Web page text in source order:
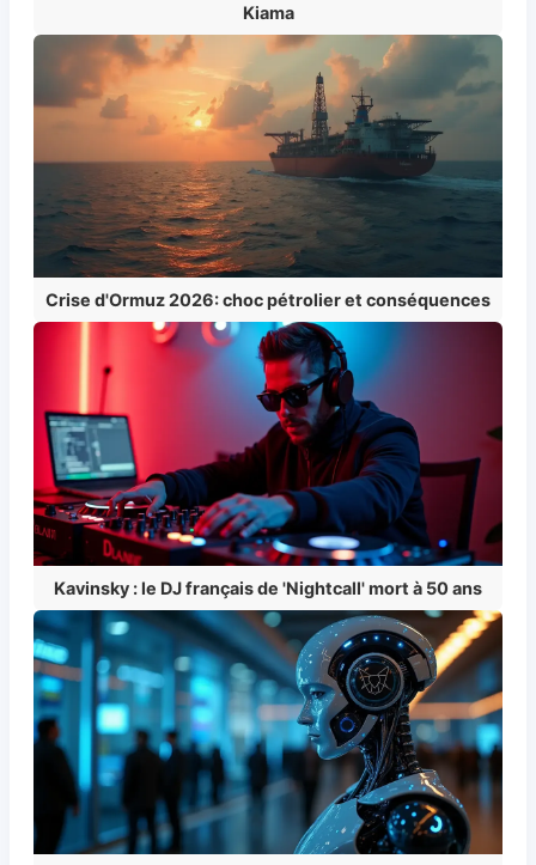
Kiama
Crise d'Ormuz 2026: choc pétrolier et conséquences
Kavinsky : le DJ français de 'Nightcall' mort à 50 ans